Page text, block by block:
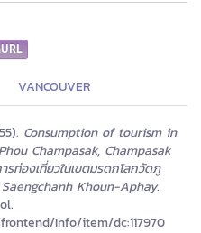
VANCOUVER
Consumption of tourism in
Champasak, Champasak
ท่องเที่ยวในเขตมรดกโลกวัดภู
Khoun-Aphay.
Info/item/dc:117970